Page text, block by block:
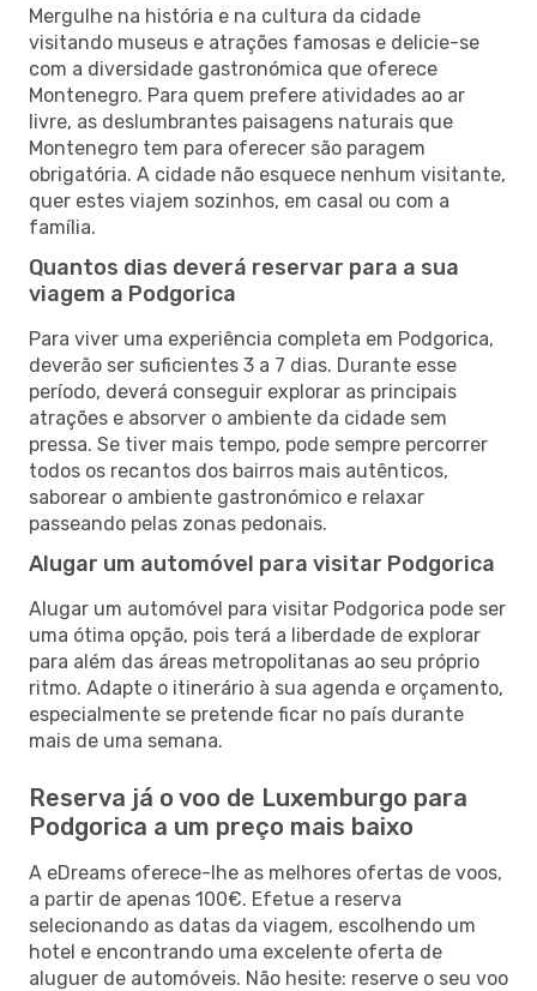
Mergulhe na história e na cultura da cidade
visitando museus e atrações famosas e delicie-se
com a diversidade gastronómica que oferece
Montenegro. Para quem prefere atividades ao ar
livre, as deslumbrantes paisagens naturais que
Montenegro tem para oferecer são paragem
obrigatória. A cidade não esquece nenhum visitante,
quer estes viajem sozinhos, em casal ou com a
família.
Quantos dias deverá reservar para a sua
viagem a Podgorica
Para viver uma experiência completa em Podgorica,
deverão ser suficientes 3 a 7 dias. Durante esse
período, deverá conseguir explorar as principais
atrações e absorver o ambiente da cidade sem
pressa. Se tiver mais tempo, pode sempre percorrer
todos os recantos dos bairros mais autênticos,
saborear o ambiente gastronómico e relaxar
passeando pelas zonas pedonais.
Alugar um automóvel para visitar Podgorica
Alugar um automóvel para visitar Podgorica pode ser
uma ótima opção, pois terá a liberdade de explorar
para além das áreas metropolitanas ao seu próprio
ritmo. Adapte o itinerário à sua agenda e orçamento,
especialmente se pretende ficar no país durante
mais de uma semana.
Reserva já o voo de Luxemburgo para
Podgorica a um preço mais baixo
A eDreams oferece-lhe as melhores ofertas de voos,
a partir de apenas 100€. Efetue a reserva
selecionando as datas da viagem, escolhendo um
hotel e encontrando uma excelente oferta de
aluguer de automóveis. Não hesite: reserve o seu voo